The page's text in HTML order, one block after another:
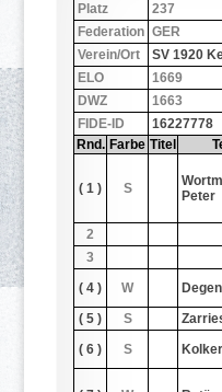
Platz
237
Federation GER
Verein/Ort
SV 1920
ELO
1669
DWZ
1663
FIDE-ID
16227778
Rnd. Farbe Titel
( 1 ) S
Peter
2
3
( 4 )
W
( 5 )
S
( 6 )
S